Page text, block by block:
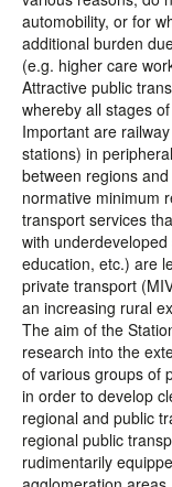
automobility, or for
additional burden
(e.g. higher care
Attractive public
whereby all stages
Important are
stations) in
between regions
normative minimum
transport services
with
education, etc.) are
private transport
an increasing rural
The aim of the
research into the
of various groups of
in order to develop
regional and public
regional public
rudimentarily